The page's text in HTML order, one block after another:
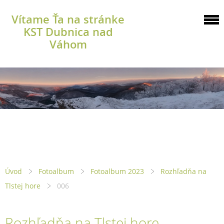
Vítame Ťa na stránke
KST Dubnica nad
Váhom
Úvod Fotoalbum Fotoalbum 2023
Rozhľadňa na
Tlstej hore
006